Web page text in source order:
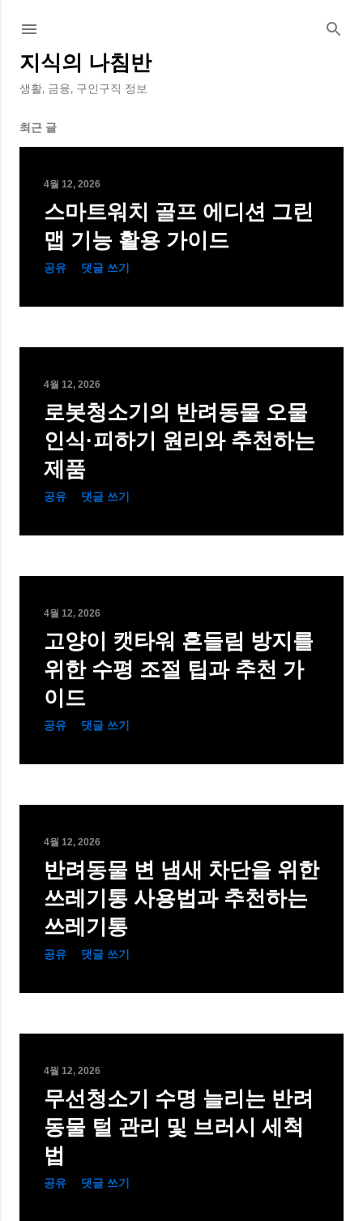
지식의 나침반
생활, 금융, 구인구직 정보
글
최근 글
4월 12, 2026
스마트워치 골프 에디션 그린
맵 기능 활용 가이드
공유 댓글 쓰기
4월 12, 2026
로봇청소기의 반려동물 오물
인식·피하기 원리와 추천하는
제품
공유 댓글 쓰기
4월 12, 2026
고양이 캣타워 흔들림 방지를
위한 수평 조절 팁과 추천 가
이드
공유 댓글 쓰기
4월 12, 2026
반려동물 변 냄새 차단을 위한
쓰레기통 사용법과 추천하는
쓰레기통
공유 댓글 쓰기
4월 12, 2026
무선청소기 수명 늘리는 반려
동물 털 관리 및 브러시 세척
법
공유 댓글 쓰기